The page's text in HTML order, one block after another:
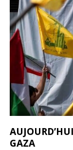
GAZA